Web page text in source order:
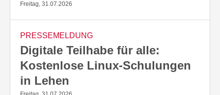
Freitag, 31.07.2026
PRESSEMELDUNG
Digitale Teilhabe für alle:
Kostenlose Linux-Schulungen
in Lehen